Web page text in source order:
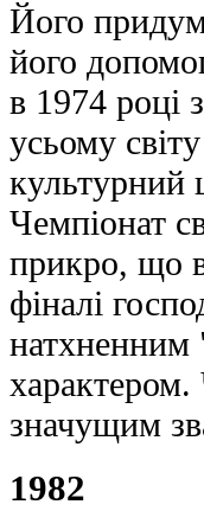
Його
його
в 1974 році
усьому
культурний
Чемпіонат
прикро, що
фіналі
натхненним
характером.
значущим
1982